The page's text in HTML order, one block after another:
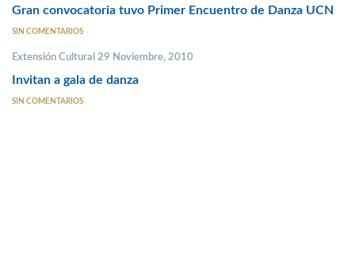
Gran convocatoria tuvo Primer Encuentro de Danza UCN
SIN COMENTARIOS
Extensión Cultural 29 Noviembre, 2010
Invitan a gala de danza
SIN COMENTARIOS